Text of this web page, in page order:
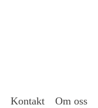
Kontakt Om oss